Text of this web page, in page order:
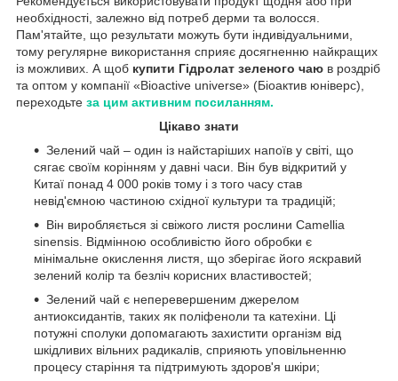
необхідності, залежно від потреб дерми та волосся.
Пам'ятайте, що результати можуть бути індивідуальними,
тому регулярне використання сприяє досягненню найкращих
із можливих. А щоб купити Гідролат зеленого чаю в роздріб
та оптом у компанії «Bioactive universe» (Біоактив юніверс),
переходьте за цим активним посиланням.
Цікаво знати
Зелений чай – один із найстаріших напоїв у світі, що
сягає своїм корінням у давні часи. Він був відкритий у
Китаї понад 4 000 років тому і з того часу став
невід'ємною частиною східної культури та традицій;
Він виробляється зі свіжого листя рослини Camellia
sinensis. Відмінною особливістю його обробки є
мінімальне окислення листя, що зберігає його яскравий
зелений колір та безліч корисних властивостей;
Зелений чай є неперевершеним джерелом
антиоксидантів, таких як поліфеноли та катехіни. Ці
потужні сполуки допомагають захистити організм від
шкідливих вільних радикалів, сприяють уповільненню
процесу старіння та підтримують здоров'я шкіри;